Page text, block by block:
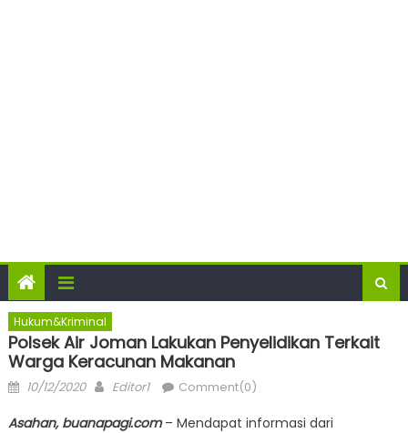
Hukum&Kriminal
Polsek Air Joman Lakukan Penyelidikan Terkait
Warga Keracunan Makanan
Posted
10/12/2020 Author
Editor1 Comment(0)
Asahan, buanapagi.com– Mendapat informasi dari